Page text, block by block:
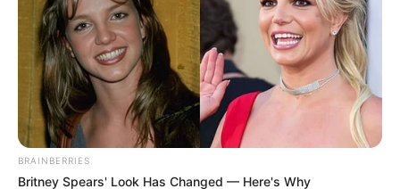
BRAINBERRIES
Britney Spears' Look Has Changed — Here's Why